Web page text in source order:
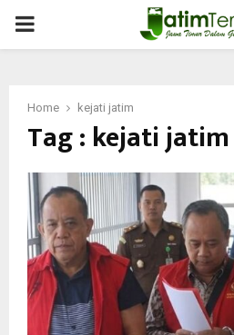
PRIMARY
Home kejati jatim
Tag : kejati jatim